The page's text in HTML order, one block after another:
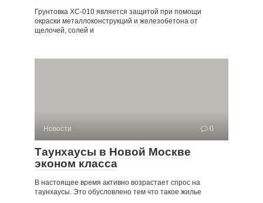
Грунтовка ХС-010 является защитой при помощи
окраски металлоконструкций и железобетона от
щелочей, солей и
Новости 0
Таунхаусы в Новой Москве
эконом класса
В настоящее время активно возрастает спрос на
таунхаусы. Это обусловлено тем что такое жилье